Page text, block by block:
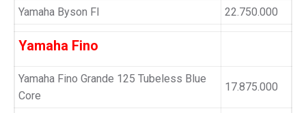
Yamaha Byson FI 22.750.000
Yamaha Fino
Yamaha Fino Grande 125 Tubeless Blue
Core
17.875.000